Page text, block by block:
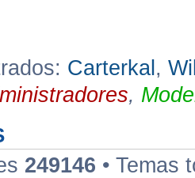
Carterkal ,
,
249146 • Temas